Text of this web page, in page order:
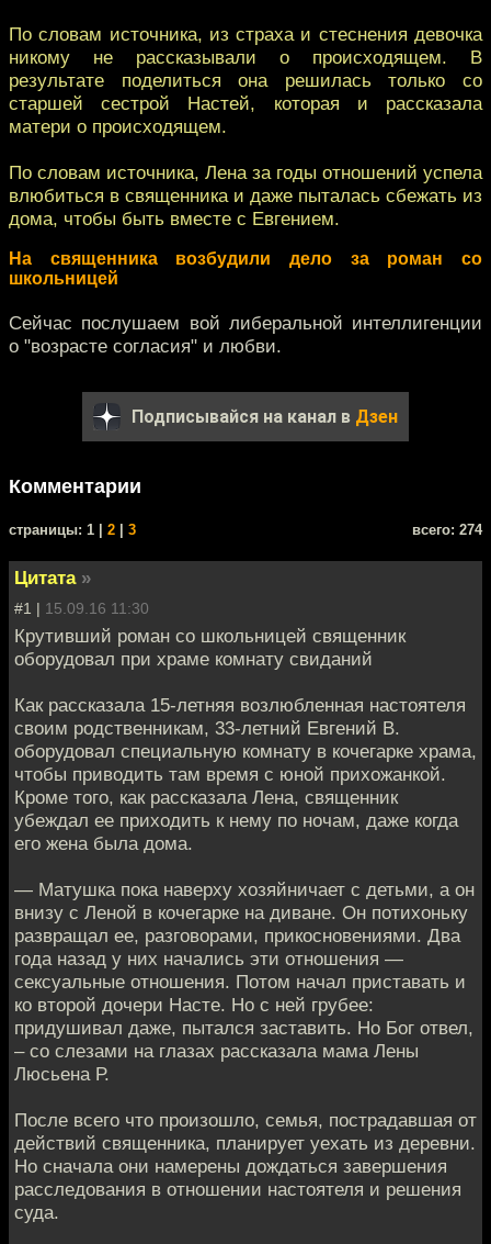
По словам источника, из страха и стеснения девочка
никому не рассказывали о происходящем. В
результате поделиться она решилась только со
старшей сестрой Настей, которая и рассказала
матери о происходящем.
По словам источника, Лена за годы отношений успела
влюбиться в священника и даже пыталась сбежать из
дома, чтобы быть вместе с Евгением.
На священника возбудили дело за роман со
школьницей
Сейчас послушаем вой либеральной интеллигенции
о "возрасте согласия" и любви.
Подписывайся на канал в Дзен
Комментарии
cтраницы: 1 | 2 3 всего: 274
Цитата »
#1 | 15.09.16 11:30
Крутивший роман со школьницей священник
оборудовал при храме комнату свиданий
Как рассказала 15-летняя возлюбленная настоятеля
своим родственникам, 33-летний Евгений В.
оборудовал специальную комнату в кочегарке храма,
чтобы приводить там время с юной прихожанкой.
Кроме того, как рассказала Лена, священник
убеждал ее приходить к нему по ночам, даже когда
его жена была дома.
— Матушка пока наверху хозяйничает с детьми, а он
внизу с Леной в кочегарке на диване. Он потихоньку
развращал ее, разговорами, прикосновениями. Два
года назад у них начались эти отношения —
сексуальные отношения. Потом начал приставать и
ко второй дочери Насте. Но с ней грубее:
придушивал даже, пытался заставить. Но Бог отвел,
– со слезами на глазах рассказала мама Лены
Люсьена Р.
После всего что произошло, семья, пострадавшая от
действий священника, планирует уехать из деревни.
Но сначала они намерены дождаться завершения
расследования в отношении настоятеля и решения
суда.